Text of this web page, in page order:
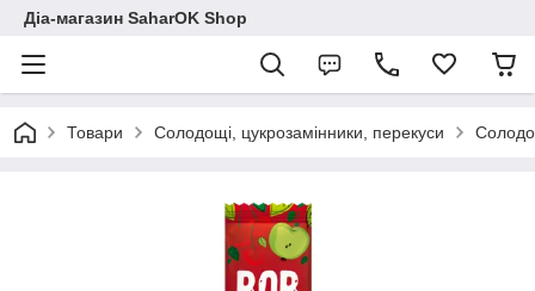
Діа-магазин SaharOK Shop
Товари Солодощі, цукрозамінники, перекуси